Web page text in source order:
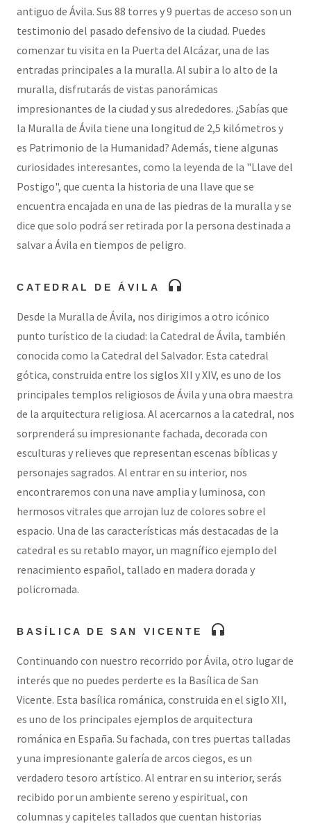
antiguo de Ávila. Sus 88 torres y 9 puertas de acceso son un
testimonio del pasado defensivo de la ciudad. Puedes
comenzar tu visita en la Puerta del Alcázar, una de las
entradas principales a la muralla. Al subir a lo alto de la
muralla, disfrutarás de vistas panorámicas
impresionantes de la ciudad y sus alrededores. ¿Sabías que
la Muralla de Ávila tiene una longitud de 2,5 kilómetros y
es Patrimonio de la Humanidad? Además, tiene algunas
curiosidades interesantes, como la leyenda de la "Llave del
Postigo", que cuenta la historia de una llave que se
encuentra encajada en una de las piedras de la muralla y se
dice que solo podrá ser retirada por la persona destinada a
salvar a Ávila en tiempos de peligro.
CATEDRAL DE ÁVILA headphones
Desde la Muralla de Ávila, nos dirigimos a otro icónico
punto turístico de la ciudad: la Catedral de Ávila, también
conocida como la Catedral del Salvador. Esta catedral
gótica, construida entre los siglos XII y XIV, es uno de los
principales templos religiosos de Ávila y una obra maestra
de la arquitectura religiosa. Al acercarnos a la catedral, nos
sorprenderá su impresionante fachada, decorada con
esculturas y relieves que representan escenas bíblicas y
personajes sagrados. Al entrar en su interior, nos
encontraremos con una nave amplia y luminosa, con
hermosos vitrales que arrojan luz de colores sobre el
espacio. Una de las características más destacadas de la
catedral es su retablo mayor, un magnífico ejemplo del
renacimiento español, tallado en madera dorada y
policromada.
BASÍLICA DE SAN VICENTE headphones
Continuando con nuestro recorrido por Ávila, otro lugar de
interés que no puedes perderte es la Basílica de San
Vicente. Esta basílica románica, construida en el siglo XII,
es uno de los principales ejemplos de arquitectura
románica en España. Su fachada, con tres puertas talladas
y una impresionante galería de arcos ciegos, es un
verdadero tesoro artístico. Al entrar en su interior, serás
recibido por un ambiente sereno y espiritual, con
columnas y capiteles tallados que cuentan historias